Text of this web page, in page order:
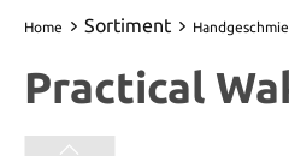
Home Sortiment
Practical